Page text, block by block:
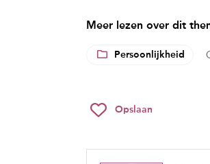
Meer lezen over dit
Persoonlijkheid
Opslaan